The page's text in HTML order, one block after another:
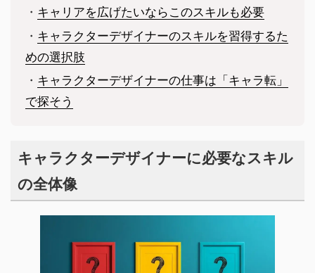
・ キャリアを広げたいならこのスキルも必要
・ キャラクターデザイナーのスキルを習得するた
めの選択肢
・ キャラクターデザイナーの仕事は「キャラ転」
で探そう
キャラクターデザイナーに必要なスキル
の全体像